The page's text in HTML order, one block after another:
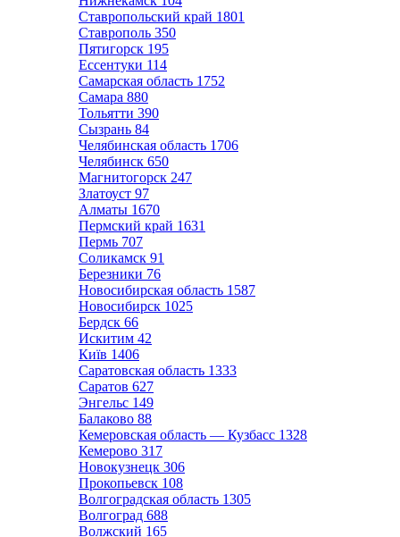
Ставропольский край 1801
Ставрополь 350
Пятигорск 195
Ессентуки 114
Самарская область 1752
Самара 880
Тольятти 390
Сызрань 84
Челябинская область 1706
Челябинск 650
Магнитогорск 247
Златоуст 97
Алматы 1670
Пермский край 1631
Пермь 707
Соликамск 91
Березники 76
Новосибирская область 1587
Новосибирск 1025
Бердск 66
Искитим 42
Київ 1406
Саратовская область 1333
Саратов 627
Энгельс 149
Балаково 88
Кемеровская область — Кузбасс 1328
Кемерово 317
Новокузнецк 306
Прокопьевск 108
Волгоградская область 1305
Волгоград 688
Волжский 165